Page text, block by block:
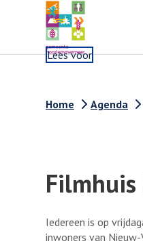
Lees voor
Home Agenda
Filmhuis
Iedereen is op
inwoners van Nieuw-